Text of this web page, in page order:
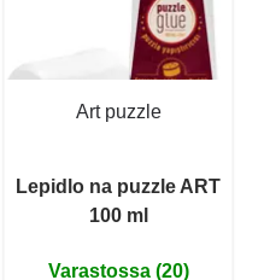
Art puzzle
Lepidlo na puzzle ART
100 ml
Varastossa (20)